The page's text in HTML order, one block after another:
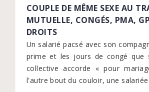
COUPLE DE MÊME SEXE AU
MUTUELLE, CONGÉS, PMA,
DROITS
Un salarié pacsé avec son
prime et les jours de congé que
collective accorde « pour
l'autre bout du couloir, une